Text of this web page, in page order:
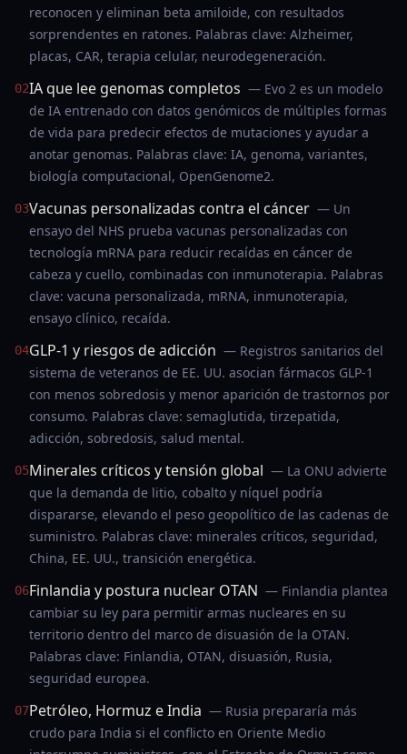
reconocen y eliminan beta amiloide, con resultados
sorprendentes en ratones. Palabras clave: Alzheimer,
placas, CAR, terapia celular, neurodegeneración.
02IA que lee genomas completos — Evo 2 es un modelo
de IA entrenado con datos genómicos de múltiples formas
de vida para predecir efectos de mutaciones y ayudar a
anotar genomas. Palabras clave: IA, genoma, variantes,
biología computacional, OpenGenome2.
03Vacunas personalizadas contra el cáncer — Un
ensayo del NHS prueba vacunas personalizadas con
tecnología mRNA para reducir recaídas en cáncer de
cabeza y cuello, combinadas con inmunoterapia. Palabras
clave: vacuna personalizada, mRNA, inmunoterapia,
ensayo clínico, recaída.
04GLP-1 y riesgos de adicción — Registros sanitarios del
sistema de veteranos de EE. UU. asocian fármacos GLP-1
con menos sobredosis y menor aparición de trastornos por
consumo. Palabras clave: semaglutida, tirzepatida,
adicción, sobredosis, salud mental.
05Minerales críticos y tensión global — La ONU advierte
que la demanda de litio, cobalto y níquel podría
dispararse, elevando el peso geopolítico de las cadenas de
suministro. Palabras clave: minerales críticos, seguridad,
China, EE. UU., transición energética.
06Finlandia y postura nuclear OTAN — Finlandia plantea
cambiar su ley para permitir armas nucleares en su
territorio dentro del marco de disuasión de la OTAN.
Palabras clave: Finlandia, OTAN, disuasión, Rusia,
seguridad europea.
07Petróleo, Hormuz e India — Rusia prepararía más
crudo para India si el conflicto en Oriente Medio